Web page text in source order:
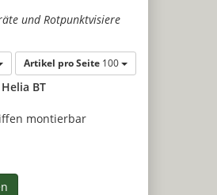
und Rotpunktvisiere
Artikel pro Seite 100
BT
montierbar